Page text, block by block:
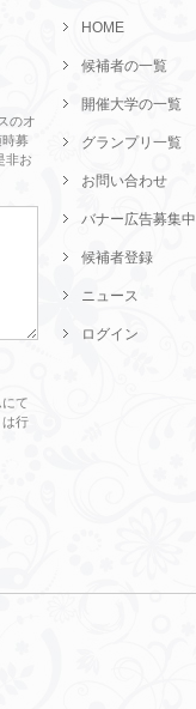
のオ
募
非お
て
は行
HOME
候補者の一覧
開催大学の一覧
グランプリ一覧
お問い合わせ
バナー広告募集中
候補者登録
ニュース
ログイン